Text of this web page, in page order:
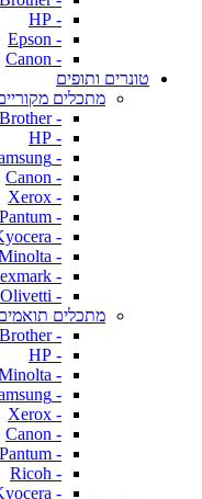
- HP
- Epson
- Canon
טונרים ותופים
מתכלים
- Brother
- HP
- Samsung
- Canon
- Xerox
- Pantum
- Kyocera
- Konica Minolta
- Lexmark
- Olivetti
מתכלים
- Brother
- HP
- Konica Minolta
- Samsung
- Xerox
- Canon
- Pantum
- Ricoh
- Kyocera